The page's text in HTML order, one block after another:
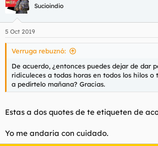
c
i
e
s
Sucioindio
5 Oct 2019
Verruga rebuznó:
De acuerdo, ¿entonces puedes dejar de dar
ridiculeces a todas horas en todos los hilos o
a pedírtelo mañana? Gracias.
Estas a dos quotes de te etiqueten de
Yo me andaria con cuidado.